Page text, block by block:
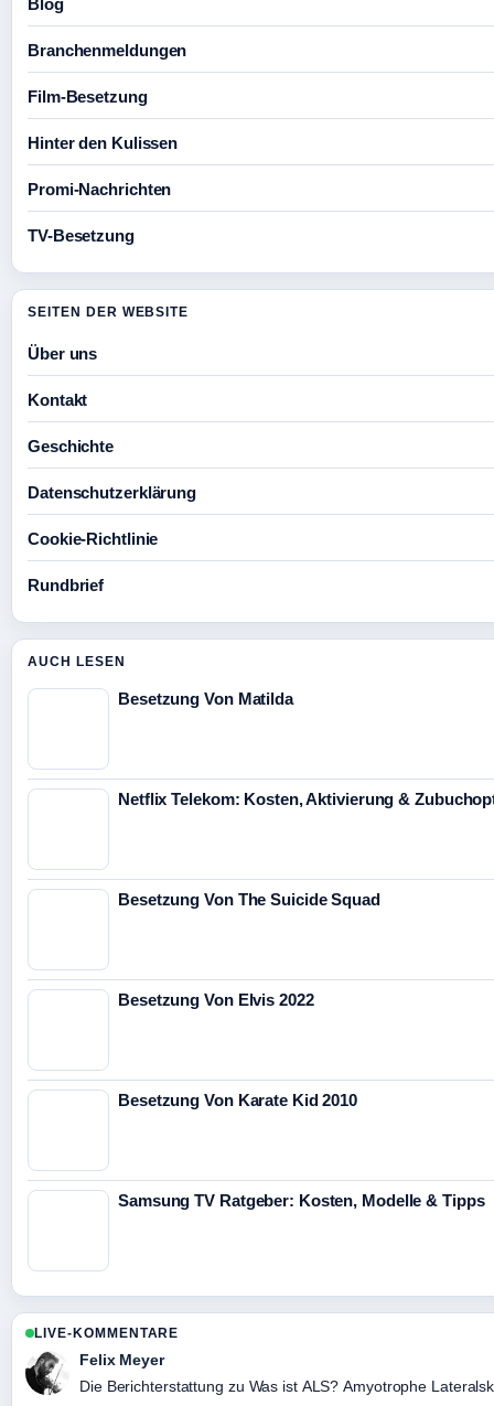
Blog
Branchenmeldungen
Film-Besetzung
Hinter den Kulissen
Promi-Nachrichten
TV-Besetzung
SEITEN DER WEBSITE
Über uns
Kontakt
Geschichte
Datenschutzerklärung
Cookie-Richtlinie
Rundbrief
AUCH LESEN
Besetzung Von Matilda
Netflix Telekom: Kosten, Aktivierung &
Besetzung Von The Suicide Squad
Besetzung Von Elvis 2022
Besetzung Von Karate Kid 2010
Samsung TV Ratgeber: Kosten, Modelle & Tipps
LIVE-KOMMENTARE
Felix Meyer
Die Berichterstattung zu Was ist ALS? Amyotrophe